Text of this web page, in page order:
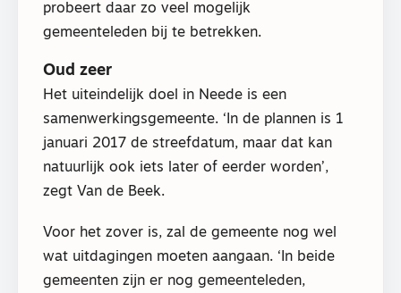
probeert daar zo veel mogelijk
gemeenteleden bij te betrekken.
Oud zeer
Het uiteindelijk doel in Neede is een
samenwerkingsgemeente. ‘In de plannen is 1
januari 2017 de streefdatum, maar dat kan
natuurlijk ook iets later of eerder worden’,
zegt Van de Beek.
Voor het zover is, zal de gemeente nog wel
wat uitdagingen moeten aangaan. ‘In beide
gemeenten zijn er nog gemeenteleden,